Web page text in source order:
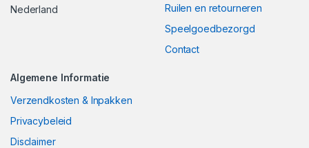
Nederland
Ruilen en retourneren
Speelgoedbezorgd
Contact
Algemene Informatie
Verzendkosten & Inpakken
Privacybeleid
Disclaimer